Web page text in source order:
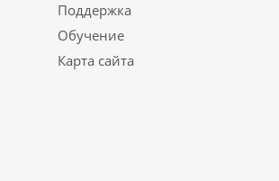
Поддержка
Обучение
Карта сайта